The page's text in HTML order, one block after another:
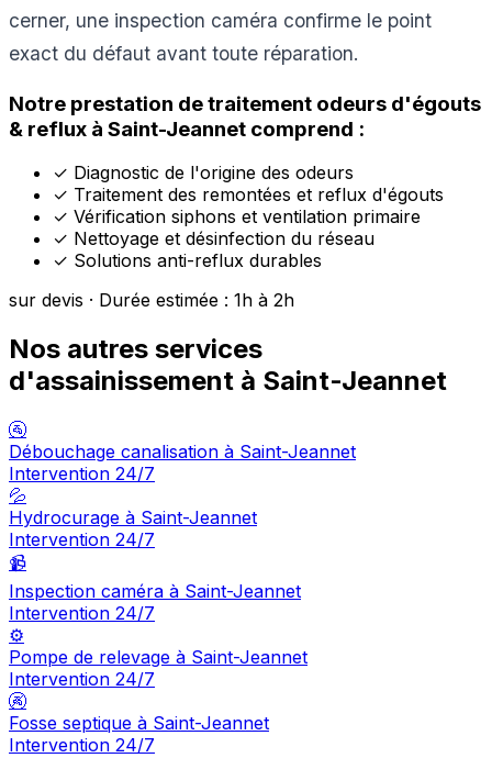
cerner, une inspection caméra confirme le point
exact du défaut avant toute réparation.
Notre prestation de traitement odeurs d'égouts
& reflux à Saint-Jeannet comprend :
✓ Diagnostic de l'origine des odeurs
✓ Traitement des remontées et reflux d'égouts
✓ Vérification siphons et ventilation primaire
✓ Nettoyage et désinfection du réseau
✓ Solutions anti-reflux durables
sur devis · Durée estimée : 1h à 2h
Nos autres services
d'assainissement à Saint-Jeannet
🚰
Débouchage canalisation à Saint-Jeannet
Intervention 24/7
💦
Hydrocurage à Saint-Jeannet
Intervention 24/7
📹
Inspection caméra à Saint-Jeannet
Intervention 24/7
⚙️
Pompe de relevage à Saint-Jeannet
Intervention 24/7
🚱
Fosse septique à Saint-Jeannet
Intervention 24/7